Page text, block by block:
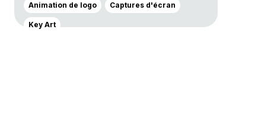
Animation de logo Captures d'écran
Key Art